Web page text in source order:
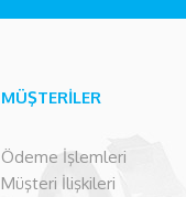
MÜŞTERİLER
Ödeme İşlemleri
Müşteri İlişkileri